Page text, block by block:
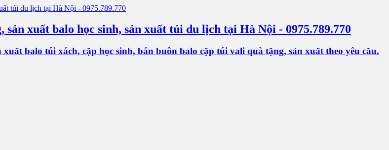
xuất balo học sinh, sản xuất túi du lịch tại Hà Nội - 0975.789.770
balo túi xách, cặp học sinh, bán buôn balo cặp túi vali quà tặng, sản xuất theo yêu cầu.